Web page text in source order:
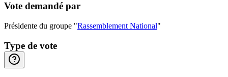
Vote demandé par
Présidente du groupe "Rassemblement National"
Type de vote